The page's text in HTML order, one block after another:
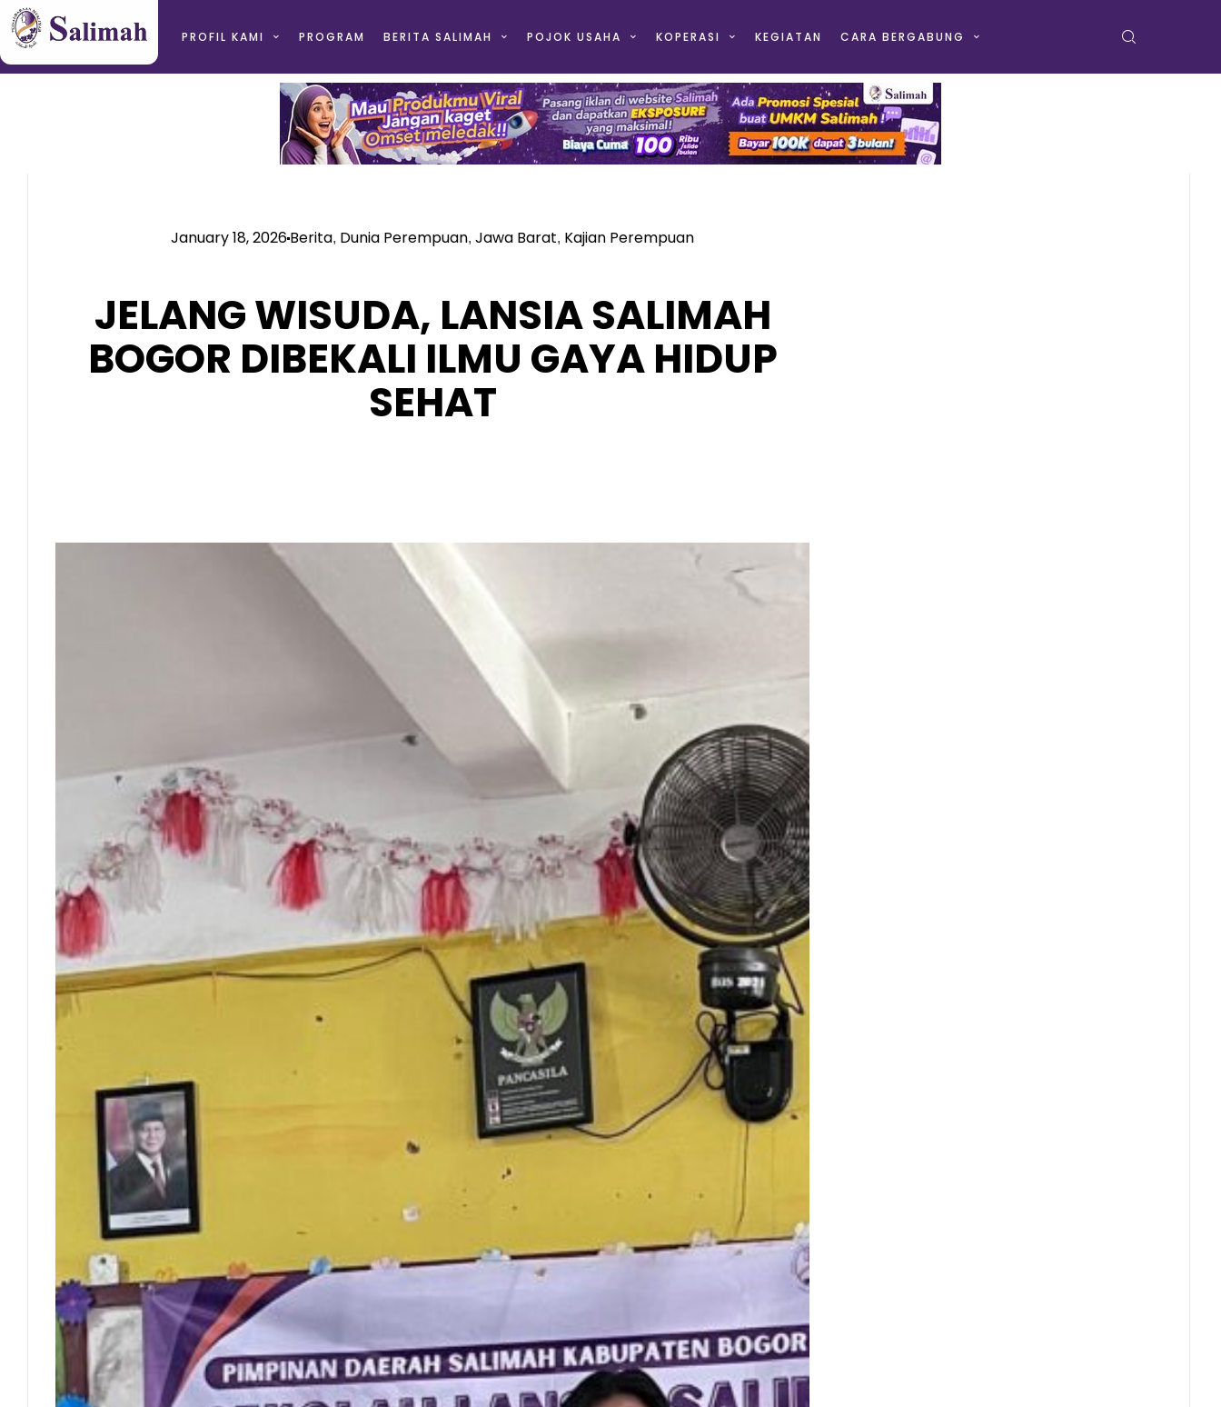
PROFIL KAMI PROGRAM BERITA SALIMAH POJOK USAHA KOPERASI KEGIATAN CARA BERGABUNG
January 18, 2026Berita, Dunia Perempuan, Jawa Barat, Kajian Perempuan
JELANG WISUDA, LANSIA SALIMAH
BOGOR DIBEKALI ILMU GAYA HIDUP
SEHAT